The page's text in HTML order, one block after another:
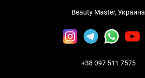
Beauty Master, Украина
+38 097 511 7575